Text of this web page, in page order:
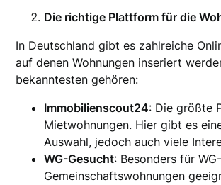
Die richtige Plattform für die
In Deutschland gibt es zahlreiche
auf denen Wohnungen inseriert
bekanntesten gehören:
Immobilienscout24: Die größte
Mietwohnungen. Hier gibt es
Auswahl, jedoch auch viele
WG-Gesucht: Besonders für
Gemeinschaftswohnungen